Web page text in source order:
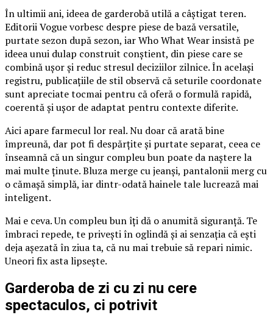
În ultimii ani, ideea de garderobă utilă a câștigat teren.
Editorii Vogue vorbesc despre piese de bază versatile,
purtate sezon după sezon, iar Who What Wear insistă pe
ideea unui dulap construit conștient, din piese care se
combină ușor și reduc stresul deciziilor zilnice. În același
registru, publicațiile de stil observă că seturile coordonate
sunt apreciate tocmai pentru că oferă o formulă rapidă,
coerentă și ușor de adaptat pentru contexte diferite.
Aici apare farmecul lor real. Nu doar că arată bine
împreună, dar pot fi despărțite și purtate separat, ceea ce
înseamnă că un singur compleu bun poate da naștere la
mai multe ținute. Bluza merge cu jeanși, pantalonii merg cu
o cămașă simplă, iar dintr-odată hainele tale lucrează mai
inteligent.
Mai e ceva. Un compleu bun îți dă o anumită siguranță. Te
îmbraci repede, te privești în oglindă și ai senzația că ești
deja așezată în ziua ta, că nu mai trebuie să repari nimic.
Uneori fix asta lipsește.
Garderoba de zi cu zi nu cere
spectaculos, ci potrivit